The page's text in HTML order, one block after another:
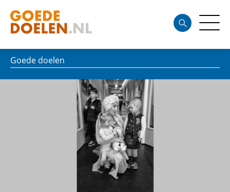
Goede doelen